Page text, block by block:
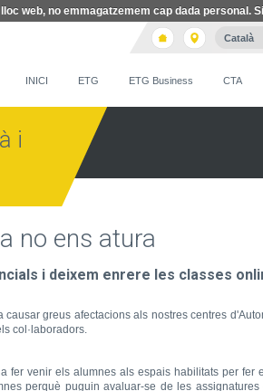
web, no emmagatzemem cap dada personal.
INICI ETG ETG Business CTA
i
no ens atura
i deixem enrere les classes
greus afectacions als nostres centres
col·laboradors.
fer venir els alumnes als espais habilitats per fer
perquè puguin avaluar-se de les